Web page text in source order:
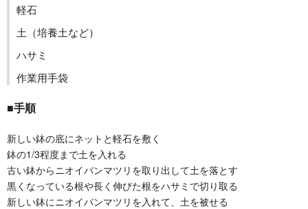
軽石
土（培養土など）
ハサミ
作業用手袋
■手順
新しい鉢の底にネットと軽石を敷く
鉢の1/3程度まで土を入れる
古い鉢からニオイバンマツリを取り出して土を落とす
黒くなっている根や長く伸びた根をハサミで切り取る
新しい鉢にニオイバンマツリを入れて、土を被せる